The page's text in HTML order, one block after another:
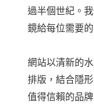
過半個世紀。
鏡給每位需要的
網站以清新的
排版，結合隱
值得信賴的品